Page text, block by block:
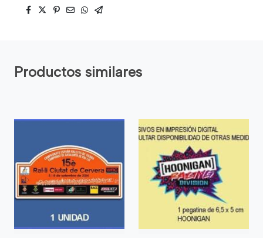
Productos similares